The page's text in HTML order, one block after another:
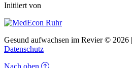
Initiiert von
Gesund aufwachsen im Revier © 2026 |
Datenschutz
Nach oben